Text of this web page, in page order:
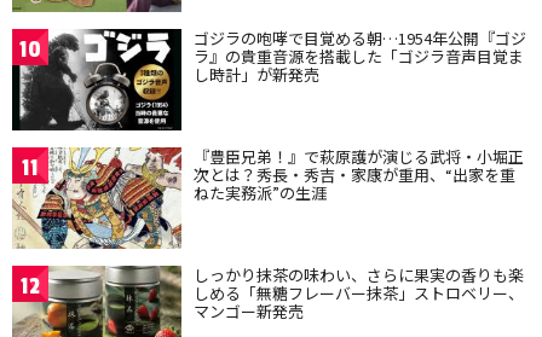
10 ゴジラの咆哮で目覚める朝…1954年公開『ゴジ
ラ』の貴重音源を搭載した「ゴジラ音声目覚ま
し時計」が新発売
11 『豊臣兄弟！』で萩原護が演じる武将・小堀正
次とは？秀長・秀吉・家康が重用、“出家を重
ねた実務派”の生涯
12 しっかり抹茶の味わい、さらに果実の香りも楽
しめる「無糖フレーバー抹茶」ストロベリー、
マンゴー新発売